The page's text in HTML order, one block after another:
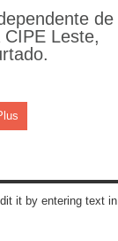
de
Leste,
it by entering text in